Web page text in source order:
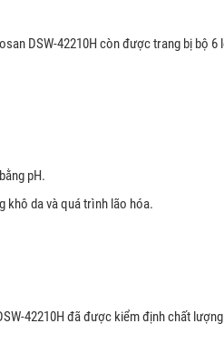
DSW-42210H còn được trang bị bộ 6
pH.
khô da và quá trình lão hóa.
42210H đã được kiểm định chất